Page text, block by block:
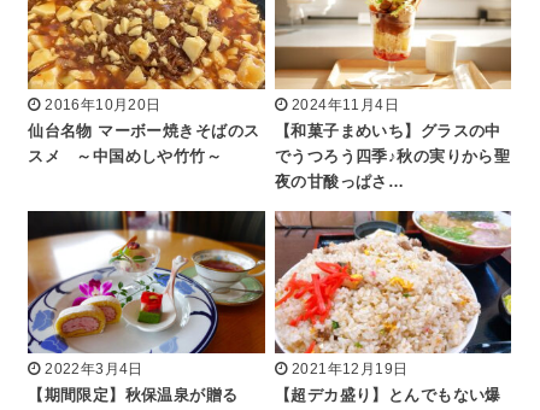
2016年10月20日
仙台名物 マーボー焼きそばのス
スメ ～中国めしや竹竹～
2024年11月4日
【和菓子まめいち】グラスの中
でうつろう四季♪秋の実りから聖
夜の甘酸っぱさ…
2022年3月4日
【期間限定】秋保温泉が贈る
2021年12月19日
【超デカ盛り】とんでもない爆